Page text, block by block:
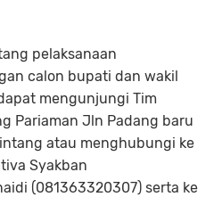
pelaksanaan
calon bupati dan wakil
mengunjungi Tim
Pariaman Jln Padang baru
atau menghubungi ke
Syakban
(081363320307) serta ke